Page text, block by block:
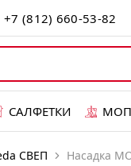
+7 (812) 660-53-82
САЛФЕТКИ
СВЕП
Насадка